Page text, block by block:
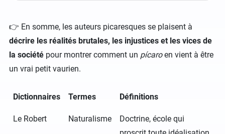
👉 En somme, les auteurs picaresques se plaisent à
décrire les réalités brutales, les injustices et les vices de
la société pour montrer comment un pícaroen vient à être
un vrai petit vaurien.
Dictionnaires Termes Définitions
Le Robert Naturalisme
Doctrine, école qui